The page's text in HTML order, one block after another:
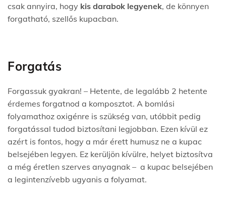
csak annyira, hogy kis darabok legyenek, de könnyen
forgatható, szellős kupacban.
Forgatás
Forgassuk gyakran! – Hetente, de legalább 2 hetente
érdemes forgatnod a komposztot. A bomlási
folyamathoz oxigénre is szükség van, utóbbit pedig
forgatással tudod biztosítani legjobban. Ezen kívül ez
azért is fontos, hogy a már érett humusz ne a kupac
belsejében legyen. Ez kerüljön kívülre, helyet biztosítva
a még éretlen szerves anyagnak – a kupac belsejében
a legintenzívebb ugyanis a folyamat.